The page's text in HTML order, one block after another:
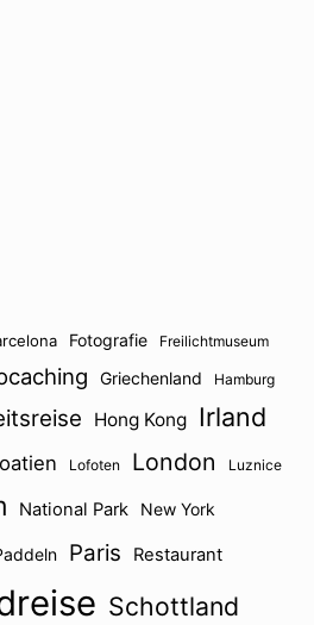
Fotografie Freilichtmuseum
Griechenland Hamburg
Hong Kong Irland
Lofoten London Luznice
National Park New York
Paris Restaurant
Schottland